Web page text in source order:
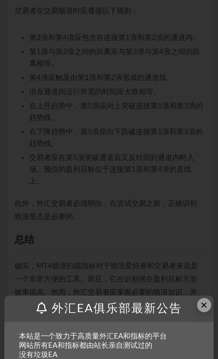
交易者在交易狼浪时应遵循以下规则：
第3浪和第4浪应包含在连接第1浪和第2浪的通道内。
第1浪与第2浪之间的距离应与第3浪与第4浪之间的距
离相等。
第4浪应触及由第1浪和第2浪形成的通道线。
浪在通道间运行所需的时间应大致相等。
在上升趋势中，第5浪应向上突破连接第1浪和第3浪的
趋势线。
在下降趋势中，第5浪应向下跌破连接第1浪和第3浪的
趋势线。
交易者应在第5浪突破通道后又反转回到通道内时入
场。预估的盈利目标位于连接第1浪和第4浪的直线
上。
此外，外汇交易者必须明白，在尝试交易之前，正确识别
狼浪形态是必要的。
总结
确实，MT4狼浪扫描指标对于狼浪爱好者和交易者来说是
一个非常方便的工具。而且，它在识别潜在盈利目标方面
效率很高。然而，外汇交易者应掌握必要的狼浪知识，并
在此基础上交易其发出的看涨和看跌买卖信号。
普通用户特权：
×
外汇EA俱乐部最新公告
本站是一个致力于高质量外汇EA和指标的平台
网站所有EA和指标都由站长亲自测试过的
没有垃圾EA